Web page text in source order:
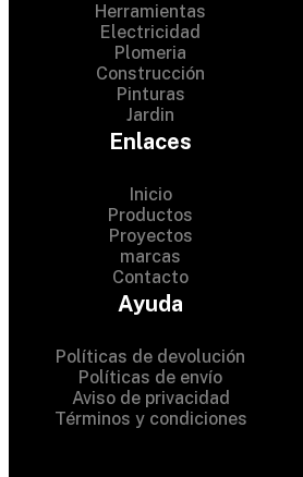
Herramientas
Electricidad
Plomeria
Construcción
Pinturas
Jardin
Enlaces
Inicio
Productos
Proyectos
marcas
Contacto
Ayuda
Políticas de devolución
Políticas de envío
Aviso de privacidad
Términos y condiciones